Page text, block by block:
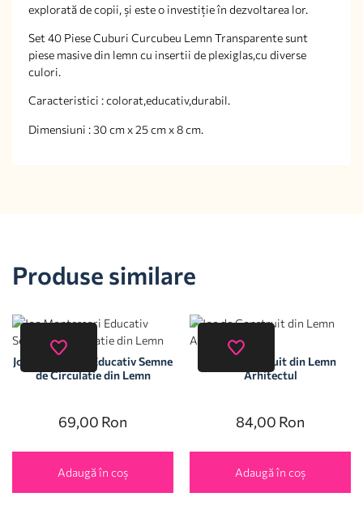
explorată de copii, și este o investiție în dezvoltarea lor.
Set 40 Piese Cuburi Curcubeu Lemn Transparente sunt
piese masive din lemn cu insertii de plexiglas,cu diverse
culori.
Caracteristici : colorat,educativ,durabil.
Dimensiuni : 30 cm x 25 cm x 8 cm.
Produse similare
Joc Montessori Educativ Semne
de Circulatie din Lemn
69,00 Ron
Adaugă în coș
Joc de Construit din Lemn
Arhitectul
84,00 Ron
Adaugă în coș